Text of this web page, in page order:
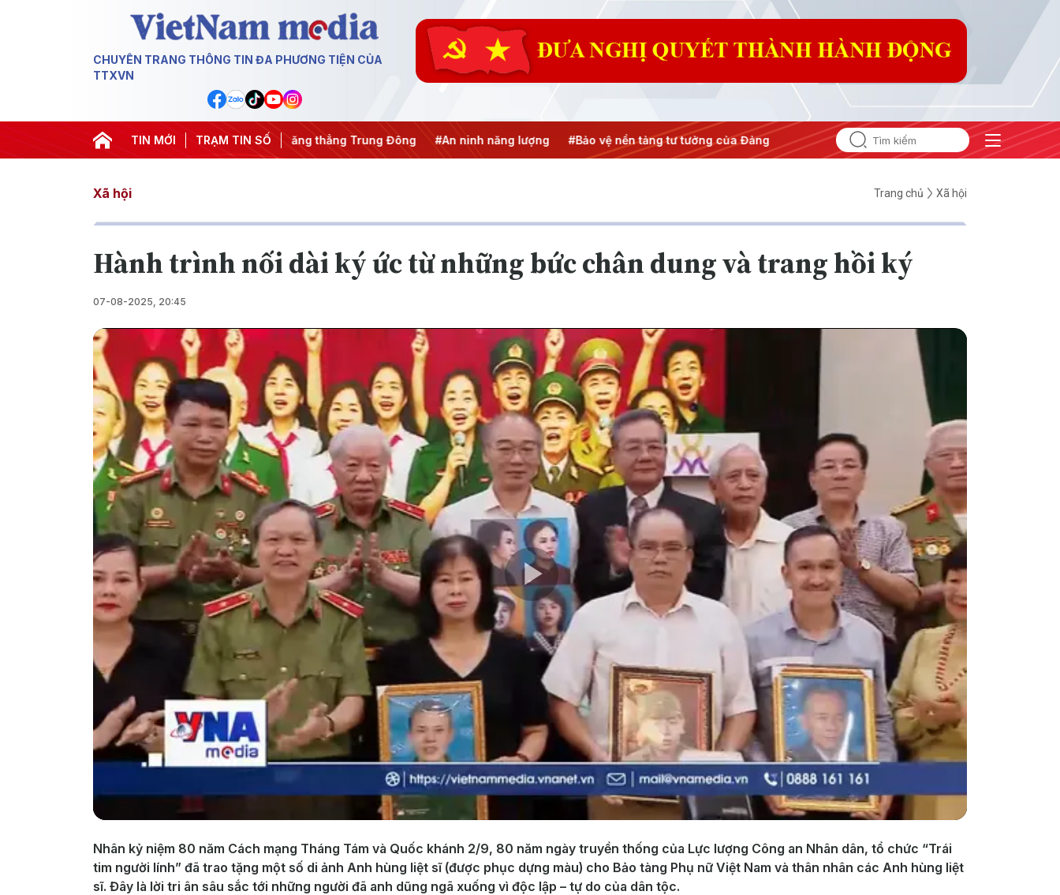
CHUYÊN TRANG THÔNG TIN ĐA PHƯƠNG TIỆN CỦA
TTXVN
TIN MỚI TRẠM TIN SỐ
#Chống khai thác IUU #Căng thẳng Trung Đông #An ninh năng lượng #Bảo vệ nền tảng tư tưởng của Đảng #Hội nghị Trung ương 3
Xã hội Trang chủ Xã hội
Hành trình nối dài ký ức từ những bức chân dung và trang hồi ký
07-08-2025, 20:45
Play
Video
Nhân kỷ niệm 80 năm Cách mạng Tháng Tám và Quốc khánh 2/9, 80 năm ngày truyền thống của Lực lượng Công an Nhân dân, tổ chức “Trái
tim người lính” đã trao tặng một số di ảnh Anh hùng liệt sĩ (được phục dựng màu) cho Bảo tàng Phụ nữ Việt Nam và thân nhân các Anh hùng liệt
sĩ. Đây là lời tri ân sâu sắc tới những người đã anh dũng ngã xuống vì độc lập – tự do của dân tộc.